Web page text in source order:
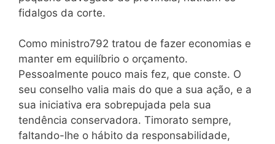
fidalgos da corte.
Como ministro792 tratou de fazer economias e
manter em equilíbrio o orçamento.
Pessoalmente pouco mais fez, que conste. O
seu conselho valia mais do que a sua ação, e a
sua iniciativa era sobrepujada pela sua
tendência conservadora. Timorato sempre,
faltando-lhe o hábito da responsabilidade,